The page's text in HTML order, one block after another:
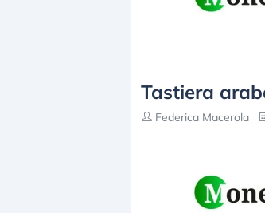
Tastiera
Federica Macerola